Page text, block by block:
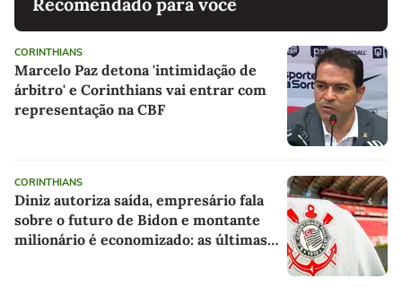
CORINTHIANS
Marcelo Paz detona 'intimidação de
árbitro' e Corinthians vai entrar com
representação na CBF
CORINTHIANS
Diniz autoriza saída, empresário fala
sobre o futuro de Bidon e montante
milionário é economizado: as últimas